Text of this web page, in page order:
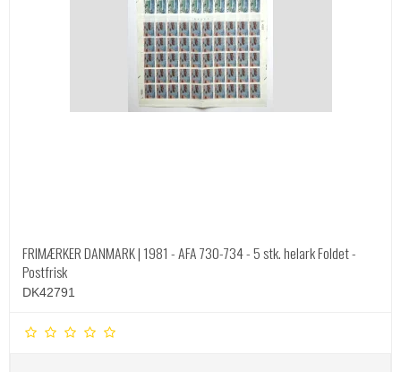
FRIMÆRKER DANMARK | 1981 - AFA 730-734 - 5 stk. helark Foldet -
Postfrisk
DK42791